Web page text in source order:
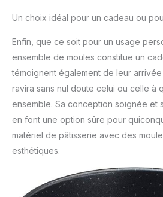
Un choix idéal pour un cadeau ou
Enfin, que ce soit pour un usage
ensemble de moules constitue un
témoignent également de leur
ravira sans nul doute celui ou celle à
ensemble. Sa conception soignée et
en font une option sûre pour
matériel de pâtisserie avec des
esthétiques.